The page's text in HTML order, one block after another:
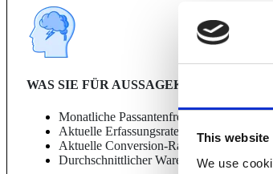
This website
We use
WAS SIE FÜR AUSSAGEKRÄFTIGE
Monatliche Passantenfrequenz (oder
Aktuelle Erfassungsrate (Eintrittsquote)
Aktuelle Conversion-Rate
Durchschnittlicher Warenkorbwert